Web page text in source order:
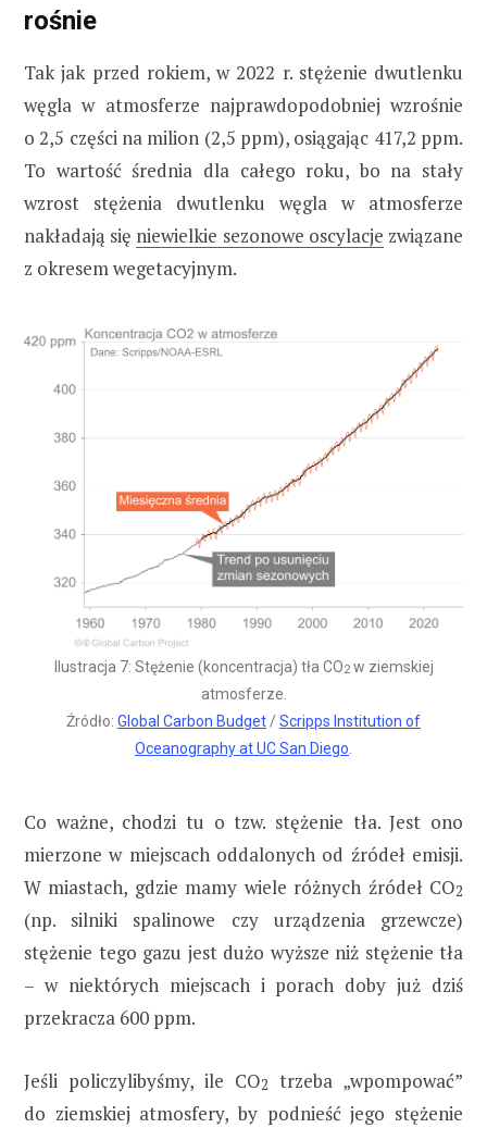
rośnie
Tak jak przed rokiem, w 2022 r. stężenie dwutlenku
węgla w atmosferze najprawdopodobniej wzrośnie
o 2,5 części na milion (2,5 ppm), osiągając 417,2 ppm.
To wartość średnia dla całego roku, bo na stały
wzrost stężenia dwutlenku węgla w atmosferze
nakładają się niewielkie sezonowe oscylacje związane
z okresem wegetacyjnym.
Ilustracja 7: Stężenie (koncentracja) tła CO2w ziemskiej
atmosferze.
Źródło: Global Carbon Budget /Scripps Institution of
Oceanography at UC San Diego
Co ważne, chodzi tu o tzw. stężenie tła. Jest ono
mierzone w miejscach oddalonych od źródeł emisji.
W miastach, gdzie mamy wiele różnych źródeł CO2
(np. silniki spalinowe czy urządzenia grzewcze)
stężenie tego gazu jest dużo wyższe niż stężenie tła
– w niektórych miejscach i porach doby już dziś
przekracza 600 ppm.
Jeśli policzylibyśmy, ile CO2
trzeba „wpompować”
do ziemskiej atmosfery, by podnieść jego stężenie